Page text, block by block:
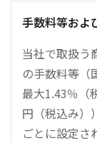
手数料等およ
当社で取扱う
の手数料等（
最大1.43％（
円（税込み）
ごとに設定さ